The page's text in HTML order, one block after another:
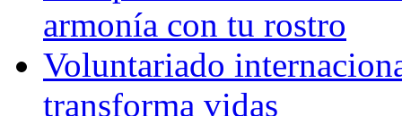
armonía con tu rostro
Voluntariado
transforma vidas